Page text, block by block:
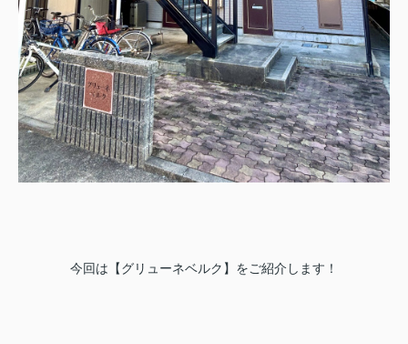
今回は【グリューネベルク】をご紹介します！